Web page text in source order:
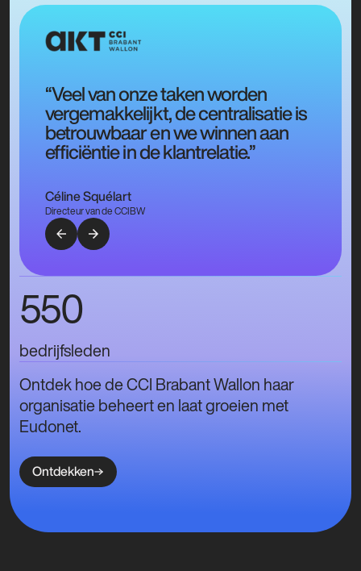
“Veel van onze taken worden
vergemakkelijkt, de centralisatie is
betrouwbaar en we winnen aan
efficiëntie in de klantrelatie.”
Céline Squélart
Directeur van de CCIBW
550
bedrijfsleden
Ontdek hoe de CCI Brabant Wallon haar
organisatie beheert en laat groeien met
Eudonet.
Ontdekken